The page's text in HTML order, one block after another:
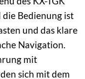
Bedienung ist
und das klare
Navigation.
mit
sich mit dem